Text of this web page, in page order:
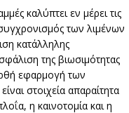
καλύπτει εν μέρει τις
των λιμένων
κατάλληλης
της βιωσιμότητας
εφαρμογή των
στοιχεία απαραίτητα
η καινοτομία και η